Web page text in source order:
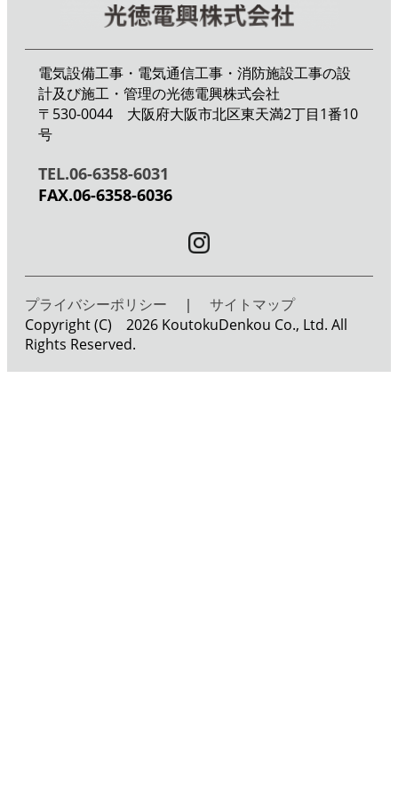
電気設備工事・電気通信工事・消防施設工事の設
計及び施工・管理の光徳電興株式会社
〒530-0044 大阪府大阪市北区東天満2丁目1番10
号
TEL.06-6358-6031
FAX.06-6358-6036
プライバシーポリシー ｜ サイトマップ
Copyright (C) 2026 KoutokuDenkou Co., Ltd. All
Rights Reserved.